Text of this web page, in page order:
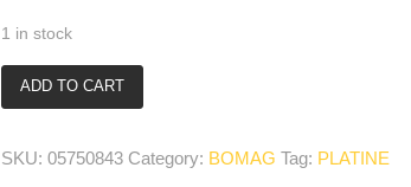
1 in stock
05750843
ADD TO CART
SKU:05750843 Category: BOMAG Tag: PLATINE